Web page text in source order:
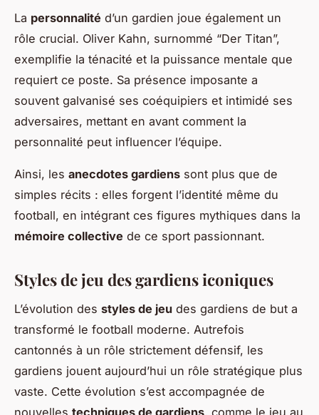
La personnalité d’un gardien joue également un
rôle crucial. Oliver Kahn, surnommé “Der Titan”,
exemplifie la ténacité et la puissance mentale que
requiert ce poste. Sa présence imposante a
souvent galvanisé ses coéquipiers et intimidé ses
adversaires, mettant en avant comment la
personnalité peut influencer l’équipe.
Ainsi, les anecdotes gardiens sont plus que de
simples récits : elles forgent l’identité même du
football, en intégrant ces figures mythiques dans la
mémoire collective de ce sport passionnant.
Styles de jeu des gardiens iconiques
L’évolution des styles de jeu des gardiens de but a
transformé le football moderne. Autrefois
cantonnés à un rôle strictement défensif, les
gardiens jouent aujourd’hui un rôle stratégique plus
vaste. Cette évolution s’est accompagnée de
nouvelles techniques de gardiens, comme le jeu au